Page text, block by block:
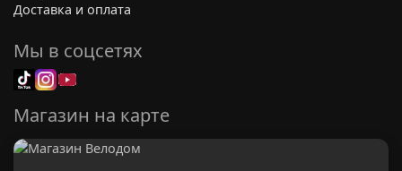
Доставка и оплата
Мы в соцсетях
Магазин на карте